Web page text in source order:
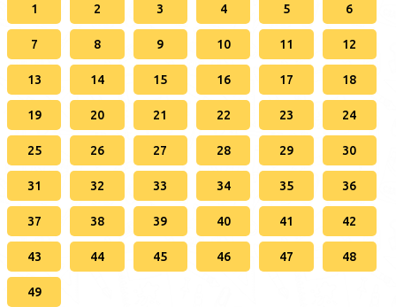
1 2 3 4 5 6
7 8 9 10 11 12
13 14 15 16 17 18
19 20 21 22 23 24
25 26 27 28 29 30
31 32 33 34 35 36
37 38 39 40 41 42
43 44 45 46 47 48
49